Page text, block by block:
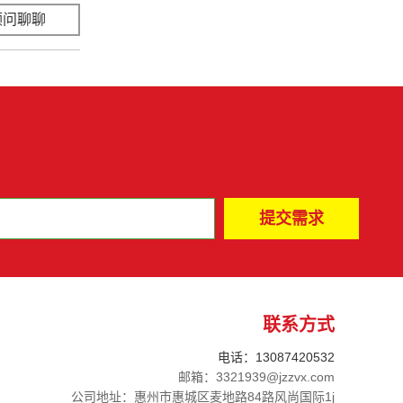
聊聊
联系方式
电话：13087420532
邮箱：3321939@jzzvx.com
公司地址：惠州市惠城区麦地路84路风尚国际1j